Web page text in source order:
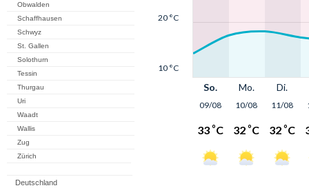
Obwalden
Schaffhausen
Schwyz
St. Gallen
Solothurn
Tessin
Thurgau
Uri
Waadt
Wallis
Zug
Zürich
Deutschland